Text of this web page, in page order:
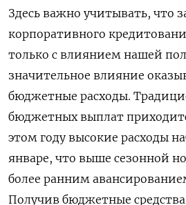
Здесь важно учитывать, что
корпоративного
только с влиянием нашей
значительное влияние
бюджетные расходы.
бюджетных выплат
этом году высокие расходы
январе, что выше сезонной
более ранним
Получив бюджетные